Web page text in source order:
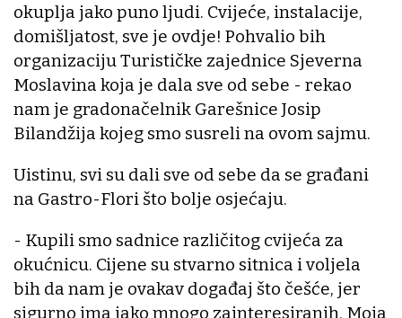
okuplja jako puno ljudi. Cvijeće, instalacije,
domišljatost, sve je ovdje! Pohvalio bih
organizaciju Turističke zajednice Sjeverna
Moslavina koja je dala sve od sebe - rekao
nam je gradonačelnik Garešnice Josip
Bilandžija kojeg smo susreli na ovom sajmu.
Uistinu, svi su dali sve od sebe da se građani
na Gastro-Flori što bolje osjećaju.
- Kupili smo sadnice različitog cvijeća za
okućnicu. Cijene su stvarno sitnica i voljela
bih da nam je ovakav događaj što češće, jer
sigurno ima jako mnogo zainteresiranih. Moja